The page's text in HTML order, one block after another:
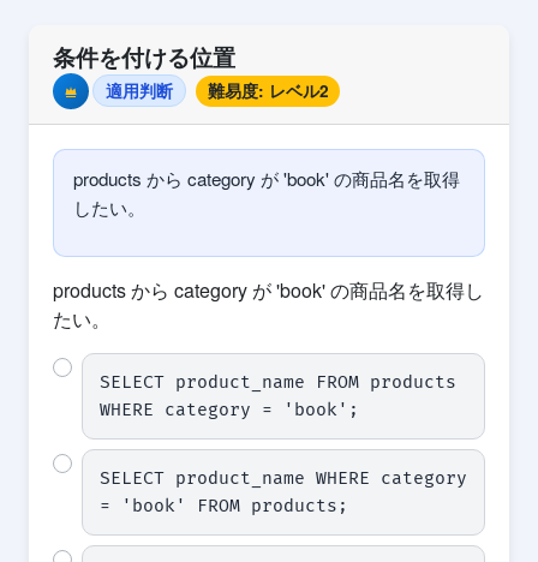
条件を付ける位置
Premium適用判断 難易度: レベル2
products から category が 'book' の商品名を取得
したい。
products から category が 'book' の商品名を取得し
たい。
SELECT product_name FROM products
WHERE category = 'book';
SELECT product_name WHERE category
= 'book' FROM products;